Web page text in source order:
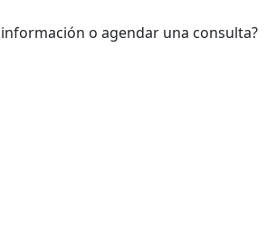
o agendar una consulta?